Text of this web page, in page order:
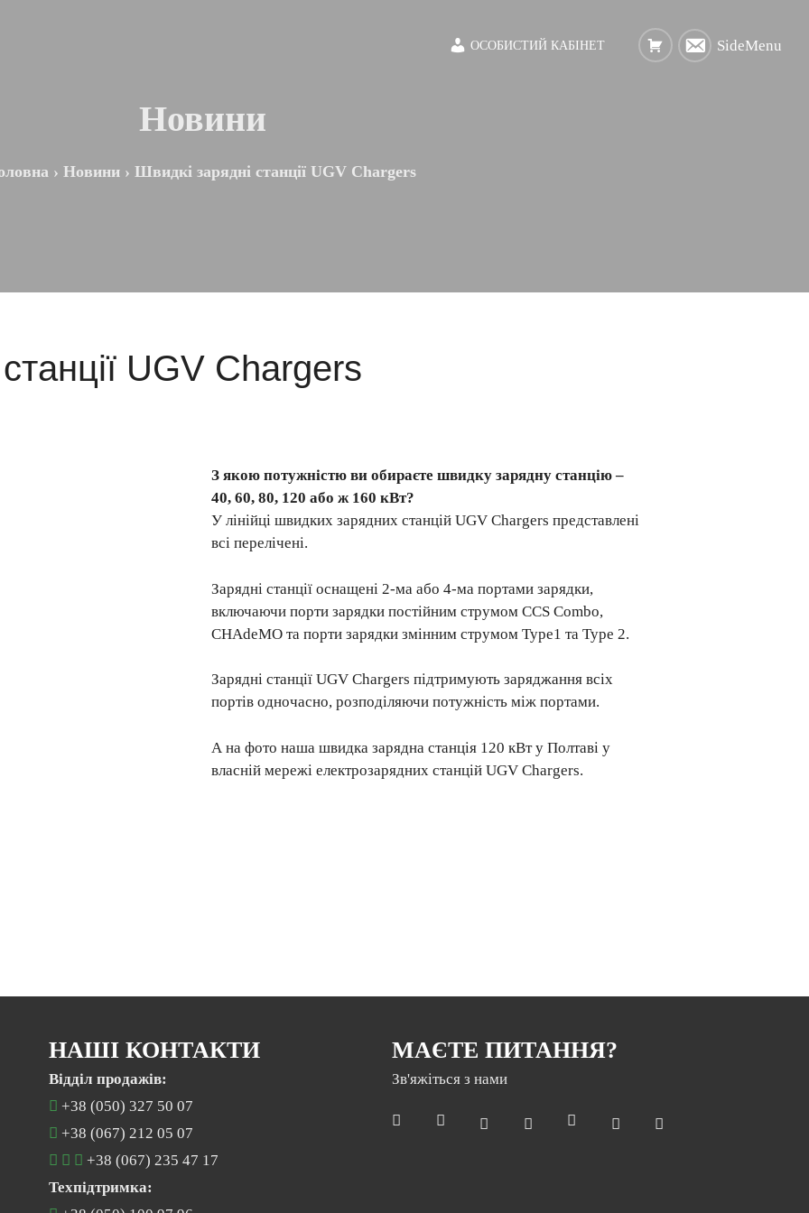
ОСОБИСТИЙ КАБІНЕТ SideMenu
Новини
› Новини› Швидкі зарядні станції UGV Chargers
UGV Chargers
З якою потужністю ви обираєте швидку зарядну станцію –
40, 60, 80, 120 або ж 160 кВт?
У лінійці швидких зарядних станцій UGV Chargers представлені
всі перелічені.
Зарядні станції оснащені 2-ма або 4-ма портами зарядки,
включаючи порти зарядки постійним струмом CCS Combo,
CHAdeMO та порти зарядки змінним струмом Type1 та Type 2.
Зарядні станції UGV Chargers підтримують заряджання всіх
портів одночасно, розподіляючи потужність між портами.
А на фото наша швидка зарядна станція 120 кВт у Полтаві у
власній мережі електрозарядних станцій UGV Chargers.
НАШІ КОНТАКТИ
Відділ продажів:
+38 (050) 327 50 07
+38 (067) 212 05 07
+38 (067) 235 47 17
Техпідтримка:
МАЄТЕ ПИТАННЯ?
Зв'яжіться з нами